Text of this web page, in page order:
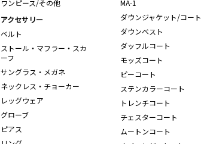
ワンピース/その他
MA-1
ダウンジャケット/コート
ダウンベスト
ダッフルコート
モッズコート
ピーコート
ステンカラーコート
トレンチコート
チェスターコート
ムートンコート
アクセサリー
ベルト
ストール・マフラー・スカ
ーフ
サングラス・メガネ
ネックレス・チョーカー
レッグウェア
グローブ
ピアス